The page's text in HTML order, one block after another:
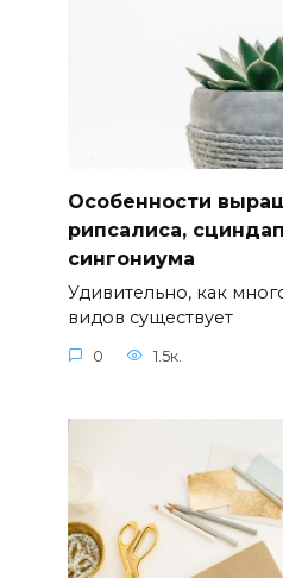
Особенности
рипсалиса,
сингониума
Удивительно, как
видов существует
0 1.5к.